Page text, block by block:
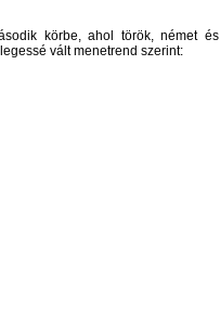
körbe, ahol török, német és
vált menetrend szerint: